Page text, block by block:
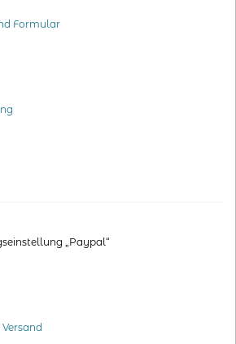
Formular
„Paypal“